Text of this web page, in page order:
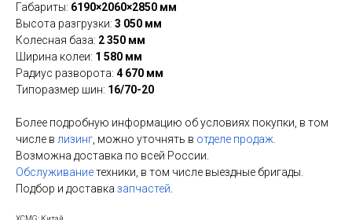
Габариты: 6190×2060×2850 мм
Высота разгрузки: 3 050 мм
Колесная база: 2 350 мм
Ширина колеи: 1 580 мм
Радиус разворота: 4 670 мм
Типоразмер шин: 16/70-20
Более подробную информацию об условиях покупки, в том
числе в лизинг , можно уточнять в отделе продаж
Возможна доставка по всей России.
Обслуживаниетехники, в том числе выездные бригады.
Подбор и доставка запчастей